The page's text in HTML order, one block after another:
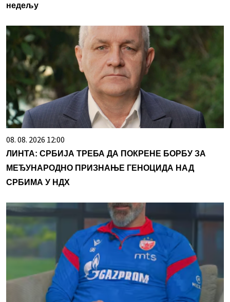
недељу
08. 08. 2026 12:00
ЛИНТА: СРБИЈА ТРЕБА ДА ПОКРЕНЕ БОРБУ ЗА
МЕЂУНАРОДНО ПРИЗНАЊЕ ГЕНОЦИДА НАД
СРБИМА У НДХ